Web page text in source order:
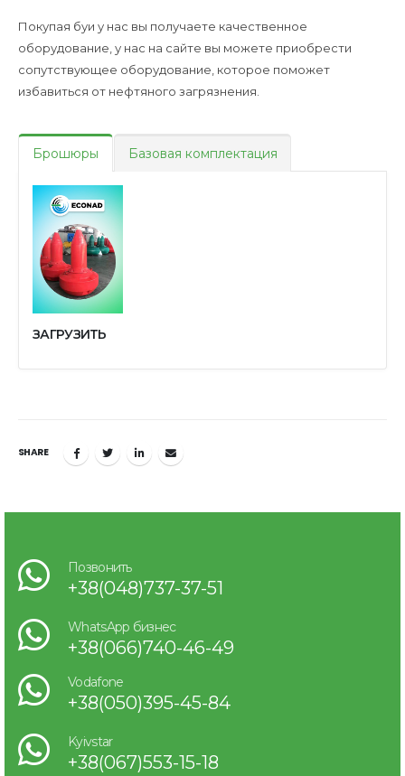
Покупая буи у нас вы получаете качественное
оборудование, у нас на сайте вы можете приобрести
сопутствующее оборудование, которое поможет
избавиться от нефтяного загрязнения.
Брошюры Базовая комплектация
ЗАГРУЗИТЬ
SHARE
Позвонить
+38(048)737-37-51
WhatsApp бизнес
+38(066)740-46-49
Vodafone
+38(050)395-45-84
Kyivstar
+38(067)553-15-18